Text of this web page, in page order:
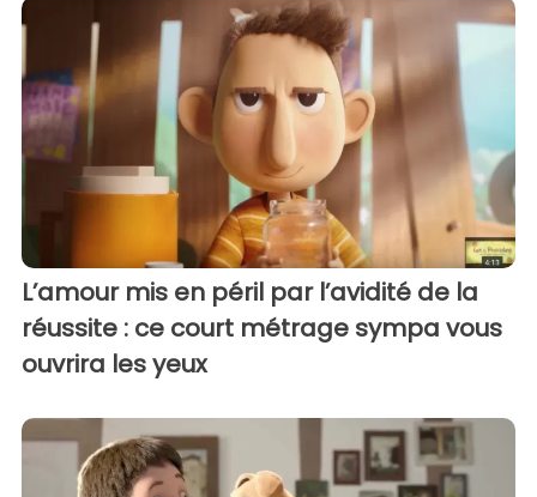
L’amour mis en péril par l’avidité de la
réussite : ce court métrage sympa vous
ouvrira les yeux